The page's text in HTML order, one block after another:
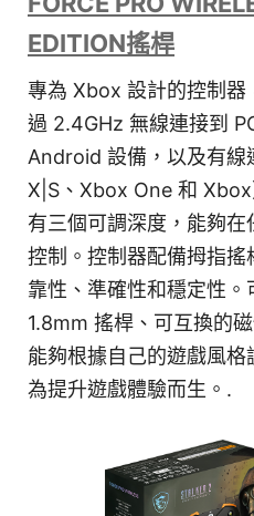
EDITION搖桿
專為 Xbox 設計的控制器
過 2.4GHz 無線連接到
Android 設備，以及有
X|S、Xbox One 和
有三個可調深度，能夠
控制。控制器配備拇指
靠性、準確性和穩定性
1.8mm 搖桿、可互換的
能夠根據自己的遊戲風
為提升遊戲體驗而生。.